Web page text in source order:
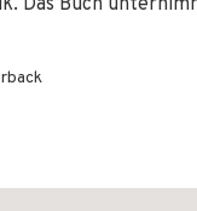
Das Buch